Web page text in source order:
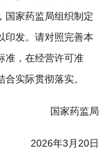
国家药监局组织制定
印发。请对照完善本
准，在经营许可准
实际贯彻落实。
国家药监局
2026年3月20日